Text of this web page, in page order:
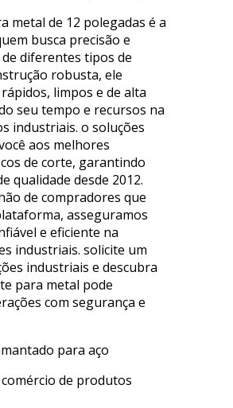
metal de 12 polegadas é a
busca precisão e
diferentes tipos de
robusta, ele
limpos e de alta
seu tempo e recursos na
industriais. o soluções
aos melhores
de corte, garantindo
qualidade desde 2012.
de compradores que
asseguramos
e eficiente na
industriais. solicite um
industriais e descubra
para metal pode
com segurança e
de produtos